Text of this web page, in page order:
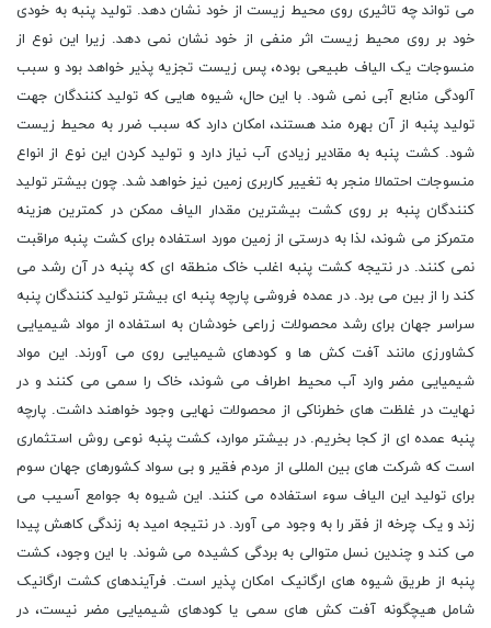
می تواند چه تاثیری روی محیط زیست از خود نشان دهد. تولید پنبه به خودی
خود بر روی محیط زیست اثر منفی از خود نشان نمی دهد. زیرا این نوع از
منسوجات یک الیاف طبیعی بوده، پس زیست تجزیه پذیر خواهد بود و سبب
آلودگی منابع آبی نمی شود. با این حال، شیوه هایی که تولید کنندگان جهت
تولید پنبه از آن بهره مند هستند، امکان دارد که سبب ضرر به محیط زیست
شود. کشت پنبه به مقادیر زیادی آب نیاز دارد و تولید کردن این نوع از انواع
منسوجات احتمالا منجر به تغییر کاربری زمین نیز خواهد شد. چون بیشتر تولید
کنندگان پنبه بر روی کشت بیشترین مقدار الیاف ممکن در کمترین هزینه
متمرکز می شوند، لذا به درستی از زمین مورد استفاده برای کشت پنبه مراقبت
نمی کنند. در نتیجه کشت پنبه اغلب خاک منطقه ای که پنبه در آن رشد می
کند را از بین می برد. در عمده فروشی پارچه پنبه ای بیشتر تولید کنندگان پنبه
سراسر جهان برای رشد محصولات زراعی خودشان به استفاده از مواد شیمیایی
کشاورزی مانند آفت کش ها و کودهای شیمیایی روی می آورند. این مواد
شیمیایی مضر وارد آب محیط اطراف می شوند، خاک را سمی می کنند و در
نهایت در غلظت های خطرناکی از محصولات نهایی وجود خواهند داشت. پارچه
پنبه عمده ای از کجا بخریم. در بیشتر موارد، کشت پنبه نوعی روش استثماری
است که شرکت های بین المللی از مردم فقیر و بی سواد کشورهای جهان سوم
برای تولید این الیاف سوء استفاده می کنند. این شیوه به جوامع آسیب می
زند و یک چرخه از فقر را به وجود می آورد. در نتیجه امید به زندگی کاهش پیدا
می کند و چندین نسل متوالی به بردگی کشیده می شوند. با این وجود، کشت
پنبه از طریق شیوه های ارگانیک امکان پذیر است. فرآیندهای کشت ارگانیک
شامل هیچگونه آفت کش های سمی یا کودهای شیمیایی مضر نیست، در